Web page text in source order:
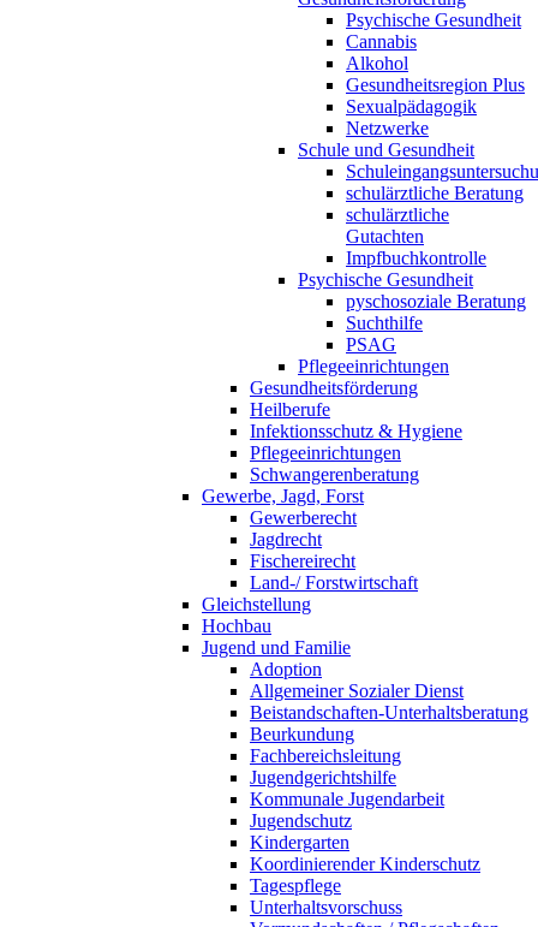
Psychische Gesundheit
Cannabis
Alkohol
Gesundheitsregion Plus
Sexualpädagogik
Netzwerke
Schule und Gesundheit
schulärztliche Beratung
schulärztliche
Gutachten
Impfbuchkontrolle
Psychische Gesundheit
pyschosoziale Beratung
Suchthilfe
PSAG
Pflegeeinrichtungen
Gesundheitsförderung
Heilberufe
Infektionsschutz & Hygiene
Pflegeeinrichtungen
Schwangerenberatung
Gewerbe, Jagd, Forst
Gewerberecht
Jagdrecht
Fischereirecht
Land-/ Forstwirtschaft
Gleichstellung
Hochbau
Jugend und Familie
Adoption
Allgemeiner Sozialer Dienst
Beistandschaften-Unterhaltsberatung
Beurkundung
Fachbereichsleitung
Jugendgerichtshilfe
Kommunale Jugendarbeit
Jugendschutz
Kindergarten
Koordinierender Kinderschutz
Tagespflege
Unterhaltsvorschuss